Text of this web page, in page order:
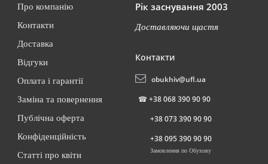
Про компанію
Контакти
Доставка
Відгуки
Оплата і гарантії
Заміна та повернення
Публічна оферта
Конфіденційність
Статті про квіти
Рік заснування 2003
Доставляючи щастя
Контакти
obukhiv@ufl.ua
☎ +38 068 390 90 90
+38 073 390 90 90
+38 095 390 90 90
Замовлення по Обухову